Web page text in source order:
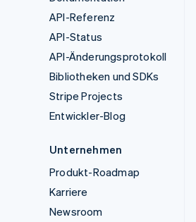
API-Referenz
API-Status
API-Änderungsprotokoll
Bibliotheken und SDKs
Stripe Projects
Entwickler-Blog
Unternehmen
Produkt-Roadmap
Karriere
Newsroom